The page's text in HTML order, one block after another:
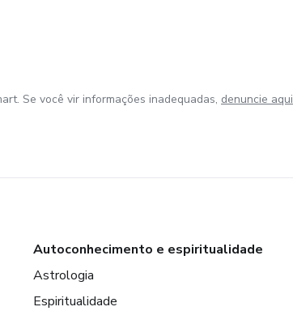
Se você vir informações inadequadas, denuncie aqui
Autoconhecimento e espiritualidade
Astrologia
Espiritualidade